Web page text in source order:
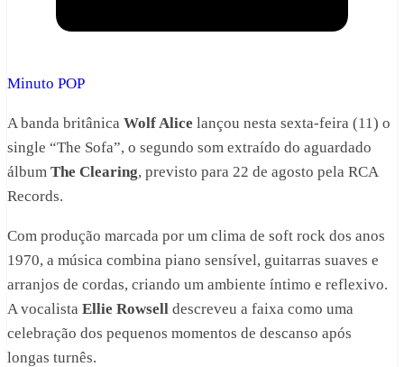
Minuto POP
A banda britânica Wolf Alice lançou nesta sexta-feira (11) o
single “The Sofa”, o segundo som extraído do aguardado
álbum The Clearing, previsto para 22 de agosto pela RCA
Records.
Com produção marcada por um clima de soft rock dos anos
1970, a música combina piano sensível, guitarras suaves e
arranjos de cordas, criando um ambiente íntimo e reflexivo.
A vocalista Ellie Rowsell descreveu a faixa como uma
celebração dos pequenos momentos de descanso após
longas turnês.